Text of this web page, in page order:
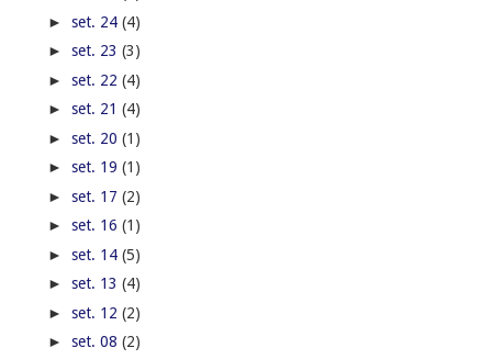
► set. 24 (4)
► set. 23 (3)
► set. 22 (4)
► set. 21 (4)
► set. 20 (1)
► set. 19 (1)
► set. 17 (2)
► set. 16 (1)
► set. 14 (5)
► set. 13 (4)
► set. 12 (2)
► set. 08 (2)